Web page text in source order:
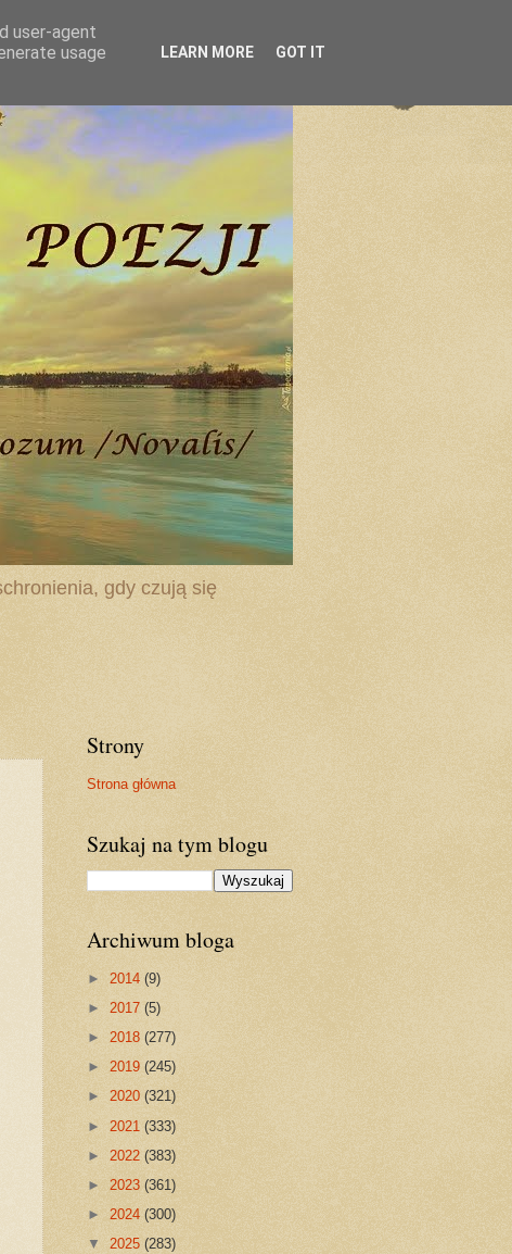
gdy czują się
Strony
Strona główna
Szukaj na tym blogu
Archiwum bloga
► 2014 (9)
► 2017 (5)
► 2018 (277)
► 2019 (245)
► 2020 (321)
► 2021 (333)
► 2022 (383)
► 2023 (361)
► 2024 (300)
▼ 2025 (283)
user-agent
usage
LEARN MORE GOT IT